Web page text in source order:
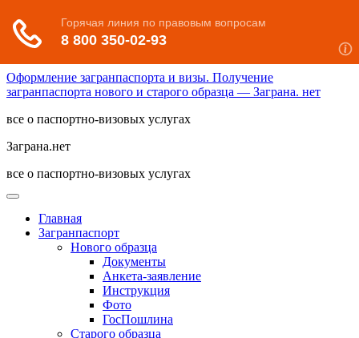
Оформление загранпаспорта и визы. Получение
загранпаспорта нового и старого образца — Заграна. нет
все о паспортно-визовых услугах
Заграна.нет
все о паспортно-визовых услугах
Главная
Загранпаспорт
Нового образца
Документы
Анкета-заявление
Инструкция
Фото
ГосПошлина
Старого образца